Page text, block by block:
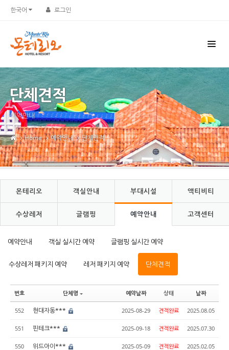
한국어 로그인
단체견적
예약안내
Home 예약안내 단체견적
몬테리오 객실안내 부대시설 액티비티
수상레저 글램핑 예약안내 고객센터
예약안내 객실 실시간 예약 글램핑 실시간 예약
수상레저 패키지 예약 레저 패키지 예약 단체견적
번호 단체명 예약날짜 상태 날짜
552 현대자동*** 2025-08-29 견적완료 2025.08.05
551 핀테크*** 2025-09-18 견적완료 2025.07.30
550 위드아이*** 2025-05-09 견적완료 2025.02.05
Sketchbook5, 스케치북5